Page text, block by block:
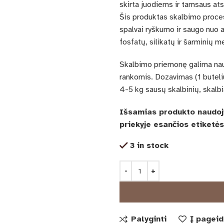
skirta juodiems ir tamsaus
Šis produktas skalbimo
spalvai ryškumo ir saugo
fosfatų, silikatų ir šarminių
Skalbimo priemonę galima
rankomis. Dozavimas (1
4-5 kg sausų skalbinių,
Išsamias produkto
priekyje esančios
3 in stock
Palyginti Į